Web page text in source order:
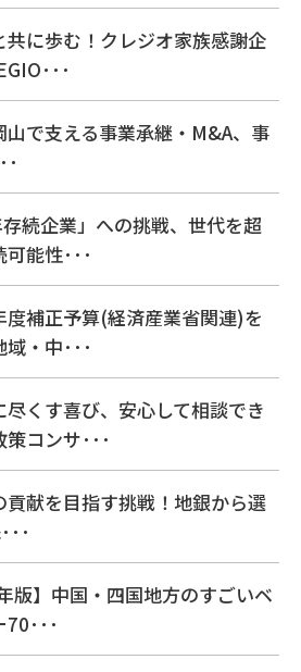
共に歩む！クレジオ家族感謝企
･･･
山で支える事業承継・M&A、事
･
存続企業」への挑戦、世代を超
可能性･･･
度補正予算(経済産業省関連)を
・中･･･
尽くす喜び、安心して相談でき
策コンサ･･･
貢献を目指す挑戦！地銀から選
･･
版】中国・四国地方のすごいベ
70･･･